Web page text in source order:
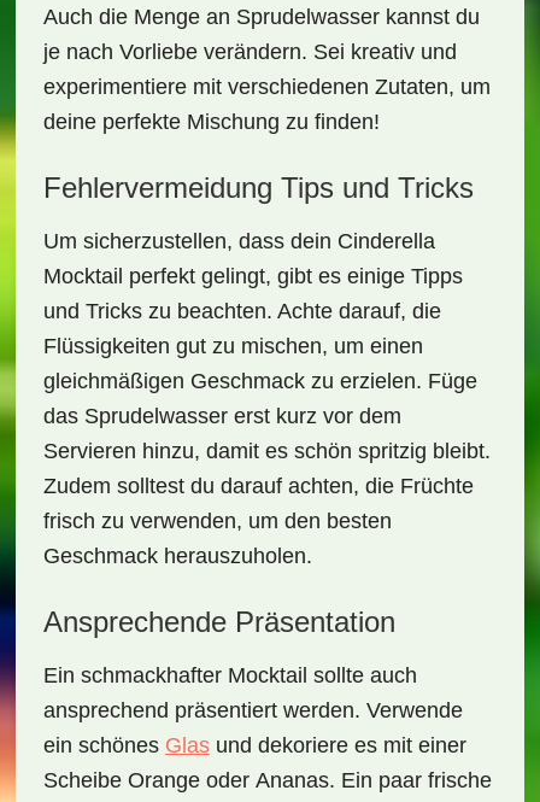
Auch die Menge an Sprudelwasser kannst du
je nach Vorliebe verändern. Sei kreativ und
experimentiere mit verschiedenen Zutaten, um
deine perfekte Mischung zu finden!
Fehlervermeidung Tips und Tricks
Um sicherzustellen, dass dein Cinderella
Mocktail perfekt gelingt, gibt es einige Tipps
und Tricks zu beachten. Achte darauf, die
Flüssigkeiten gut zu mischen, um einen
gleichmäßigen Geschmack zu erzielen. Füge
das Sprudelwasser erst kurz vor dem
Servieren hinzu, damit es schön spritzig bleibt.
Zudem solltest du darauf achten, die Früchte
frisch zu verwenden, um den besten
Geschmack herauszuholen.
Ansprechende Präsentation
Ein schmackhafter Mocktail sollte auch
ansprechend präsentiert werden. Verwende
ein schönes Glasund dekoriere es mit einer
Scheibe Orangeoder Ananas. Ein paar frische